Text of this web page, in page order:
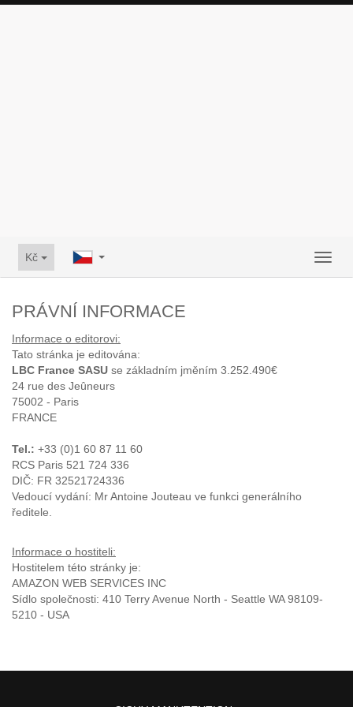
Kč
PRÁVNÍ INFORMACE
Informace o editorovi:
Tato stránka je editována:
LBC France SASU se základním jměním 3.252.490€
24 rue des Jeûneurs
75002 - Paris
FRANCE
Tel.: +33 (0)1 60 87 11 60
RCS Paris 521 724 336
DIČ: FR 32521724336
Vedoucí vydání: Mr Antoine Jouteau ve funkci generálního
ředitele.
Informace o hostiteli:
Hostitelem této stránky je:
AMAZON WEB SERVICES INC
Sídlo společnosti: 410 Terry Avenue North - Seattle WA 98109-
5210 - USA